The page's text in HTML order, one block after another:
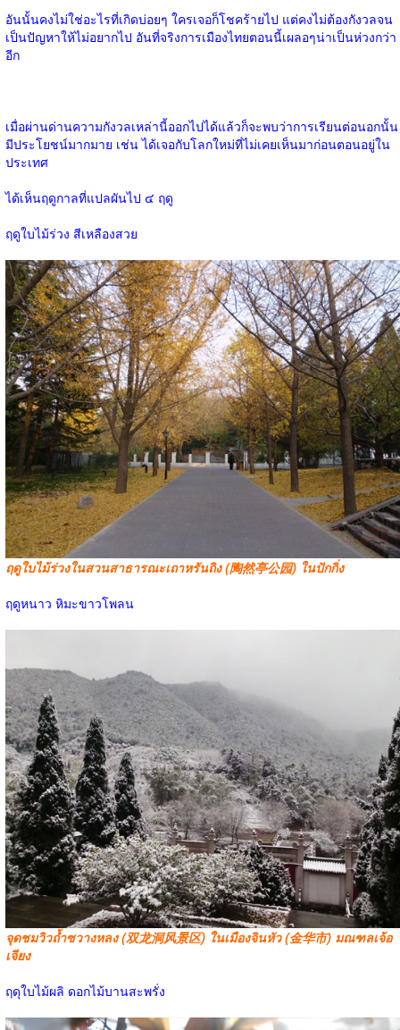
อันนั้นคงไม่ใช่อะไรที่เกิดบ่อยๆ ใครเจอก็โชคร้ายไป แต่คงไม่ต้องกังวลจน
เป็นปัญหาให้ไม่อยากไป อันที่จริงการเมืองไทยตอนนี้เผลอๆน่าเป็นห่วงกว่า
อีก
เมื่อผ่านด่านความกังวลเหล่านี้ออกไปได้แล้วก็จะพบว่าการเรียนต่อนอกนั้น
มีประโยชน์มากมาย เช่นได้เจอกับโลกใหม่ที่ไม่เคยเห็นมาก่อนตอนอยู่ใน
ประเทศ
ได้เห็นฤดูกาลที่แปลผันไป ๔ ฤดู
ฤดูใบไม้ร่วง สีเหลืองสวย
ฤดูใบไม้ร่วงในสวนสาธารณะเถาหรันถิง (陶然亭公园) ในปักกิ่ง
ฤดูหนาว หิมะขาวโพลน
จุดชมวิวถ้ำซวางหลง (双龙洞风景区) ในเมืองจินหัว (金华市) มณฑลเจ้อ
เจียง
ฤดุใบไม้ผลิ ดอกไม้บานสะพรั่ง